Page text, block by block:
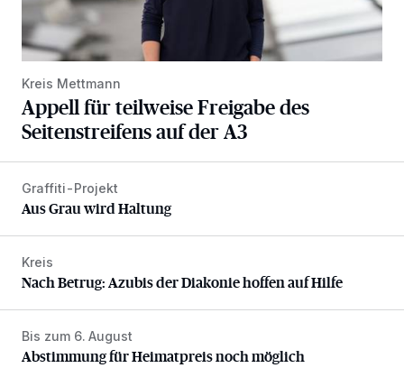
Kreis Mettmann
Appell für teilweise Freigabe des
Seitenstreifens auf der A3
Aus Grau wird Haltung
Graffiti-Projekt
Aus Grau wird Haltung
Nach Betrug: Azubis der Diakonie hoffen auf Hilfe
Kreis
Nach Betrug: Azubis der Diakonie hoffen auf Hilfe
Abstimmung für Heimatpreis noch möglich
Bis zum 6. August
Abstimmung für Heimatpreis noch möglich